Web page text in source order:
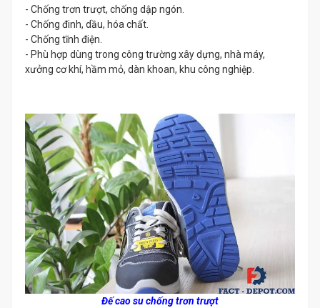
- Chống trơn trượt, chống dập ngón.
- Chống đinh, dầu, hóa chất.
- Chống tĩnh điện.
- Phù hợp dùng trong công trường xây dựng, nhà máy,
xưởng cơ khí, hầm mỏ, dàn khoan, khu công nghiệp.
Đế cao su chống trơn trượt